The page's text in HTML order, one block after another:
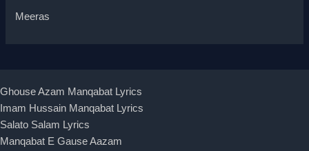
Meeras
Ghouse Azam Manqabat Lyrics
Imam Hussain Manqabat Lyrics
Salato Salam Lyrics
Manqabat E Gause Aazam